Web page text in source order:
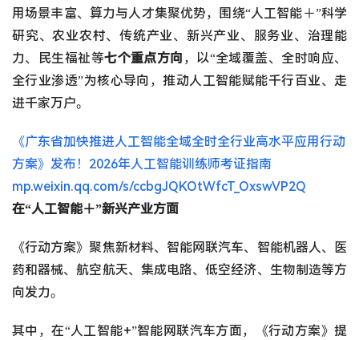
用场景丰富、算力与人才集聚优势，围绕“人工智能＋”科学
研究、农业农村、传统产业、新兴产业、服务业、治理能
力、民生福祉等七个重点方向 ，以“全域覆盖、全时响应、
全行业渗透”为核心导向，推动人工智能赋能千行百业、走
进千家万户。
《广东省加快推进人工智能全域全时全行业高水平应用行动
方案》发布！2026年人工智能训练师考证指南
mp.weixin.qq.com/s/ccbgJQKOtWfcT_OxswVP2Q
在“人工智能＋”新兴产业方面
《行动方案》聚焦新材料、智能网联汽车、智能机器人、医
药和器械、航空航天、集成电路、低空经济、生物制造等方
向发力。
其中，在“人工智能+”智能网联汽车方面，《行动方案》提